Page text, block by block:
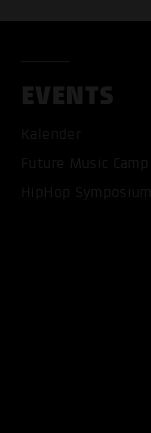
ALLE COOKIES
EVENTS
Kalender
Future Music Camp
HipHop Symposium